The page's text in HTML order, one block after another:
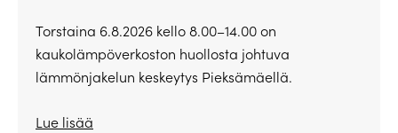
Torstaina 6.8.2026 kello 8.00–14.00 on
kaukolämpöverkoston huollosta johtuva
lämmönjakelun keskeytys Pieksämäellä.
Lue lisää